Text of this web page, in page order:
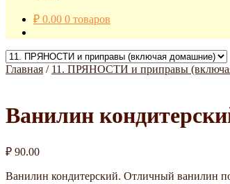
₽ 0.00 0 товаров
Главная / 11. ПРЯНОСТИ и приправы
Ванилин
₽ 90.00
Ванилин кондитерский. Отличный ванилин